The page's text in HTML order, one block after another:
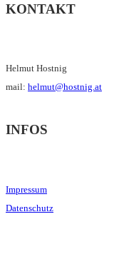
KONTAKT
Helmut Hostnig
mail: helmut@hostnig.at
INFOS
Impressum
Datenschutz